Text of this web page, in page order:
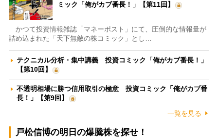
ミック「俺がカブ番長！」【第11回】
かつて投資情報雑誌「マネーポスト」にて、圧倒的な情報量が
詰め込まれた「天下無敵の株コミック」とし…
テクニカル分析・集中講義 投資コミック「俺がカブ番長！」
【第10回】
不透明相場に勝つ信用取引の極意 投資コミック「俺がカブ番
長！」【第9回】
一覧を見る
戸松信博の明日の爆騰株を探せ！